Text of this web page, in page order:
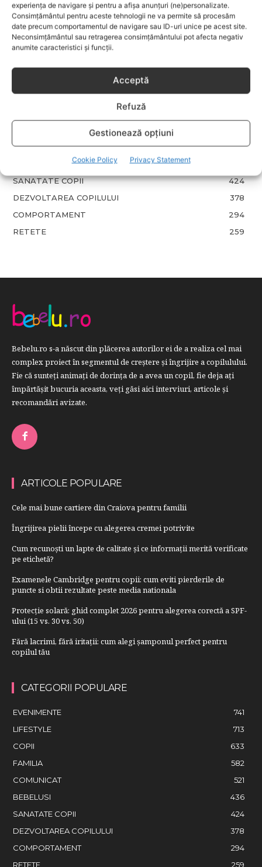
experiența de navigare și pentru a afișa anunțuri (ne)personalizate.
Consimțământul pentru aceste tehnologii ne va permite să procesăm
date precum comportamentul de navigare sau ID-uri unice pe acest site.
Neconsimțământul sau retragerea consimțământului pot afecta negativ
anumite caracteristici și funcții.
Acceptă
Refuză
Gestionează opțiuni
Cookie Policy Privacy Statement
Garderoba de primăvară pentru
copii: ce păstrezi și ce donezi
CATEGORII POPULARE
LIFESTYLE
713
COMUNICAT
521
SANATATE COPII
424
DEZVOLTAREA COPILULUI
378
COMPORTAMENT
294
RETETE
259
Bebelu.ro s-a născut din plăcerea autorilor ei de a realiza cel mai
complex proiect în segmentul de creştere şi îngrijire a copilulului.
Fie că sunteţi animaţi de dorinţa de a avea un copil, fie deja aţi
împărtăşit bucuria aceasta, veți găsi aici interviuri, articole şi
recomandări avizate.
ARTICOLE POPULARE
Cele mai bune cartiere din Craiova pentru familii
Îngrijirea pielii începe cu alegerea cremei potrivite
Cum recunoști un lapte de calitate și ce informații merită verificate
pe etichetă?
Examenele Cambridge pentru copii: cum eviti pierderile de
puncte si obtii rezultate peste media nationala
Protecție solară: ghid complet 2026 pentru alegerea corectă a SPF-
ului (15 vs. 30 vs. 50)
Fără lacrimi, fără iritații: cum alegi șamponul perfect pentru
copilul tău
CATEGORII POPULARE
EVENIMENTE
741
LIFESTYLE
713
COPII
633
FAMILIA
582
COMUNICAT
521
BEBELUSI
436
SANATATE COPII
424
DEZVOLTAREA COPILULUI
378
COMPORTAMENT
294
RETETE
259